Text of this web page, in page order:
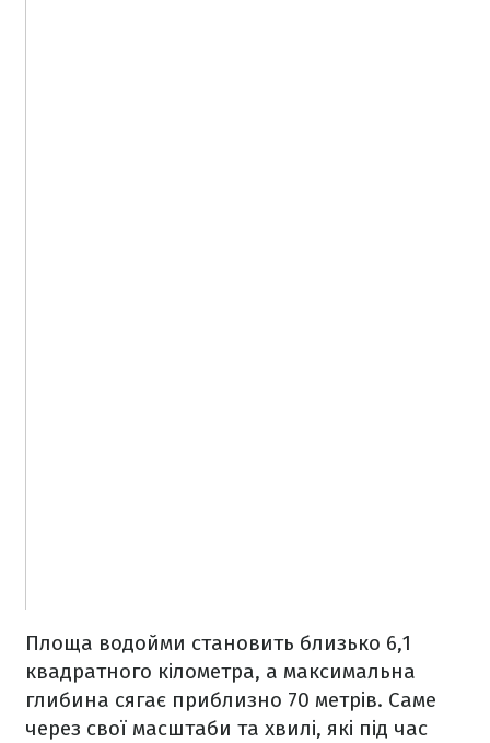
Площа водойми становить близько 6,1
квадратного кілометра, а максимальна
глибина сягає приблизно 70 метрів. Саме
через свої масштаби та хвилі, які під час